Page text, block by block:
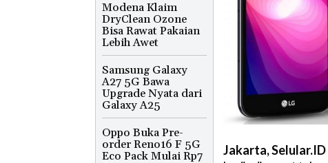
Modena Klaim
DryClean Ozone
Bisa Rawat Pakaian
Lebih Awet
Samsung Galaxy
A27 5G Bawa
Upgrade Nyata dari
Galaxy A25
Oppo Buka Pre-
order Reno16 F 5G
Eco Pack Mulai Rp7
Jakarta, Selular.ID